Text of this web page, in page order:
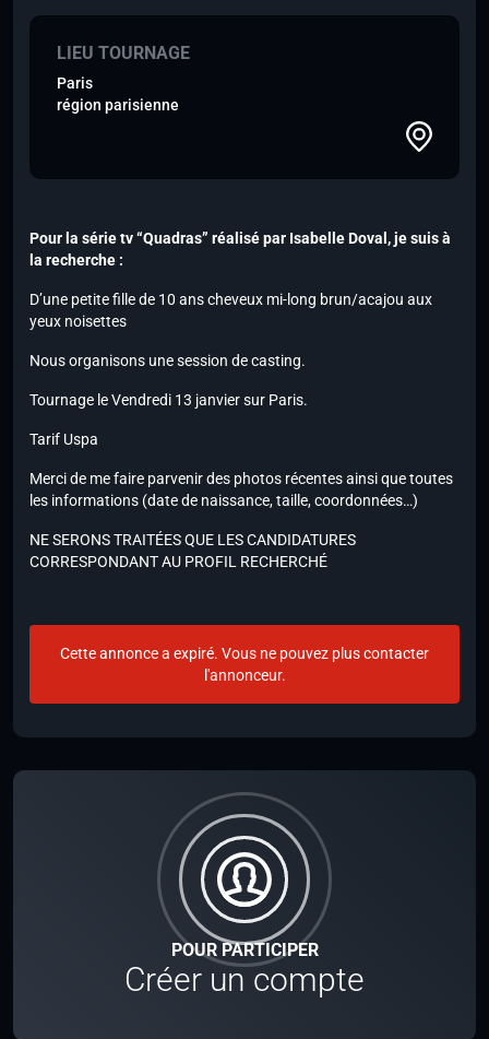
POUR PARTICIPER
Créer un compte
LIEU TOURNAGE
Paris
région parisienne
Pour la série tv “Quadras” réalisé par Isabelle Doval, je suis à
la recherche :
D’une petite fille de 10 ans cheveux mi-long brun/acajou aux
yeux noisettes
Nous organisons une session de casting.
Tournage le Vendredi 13 janvier sur Paris.
Tarif Uspa
Merci de me faire parvenir des photos récentes ainsi que toutes
les informations (date de naissance, taille, coordonnées…)
NE SERONS TRAITÉES QUE LES CANDIDATURES
CORRESPONDANT AU PROFIL RECHERCHÉ
Cette annonce a expiré. Vous ne pouvez plus contacter
l'annonceur.